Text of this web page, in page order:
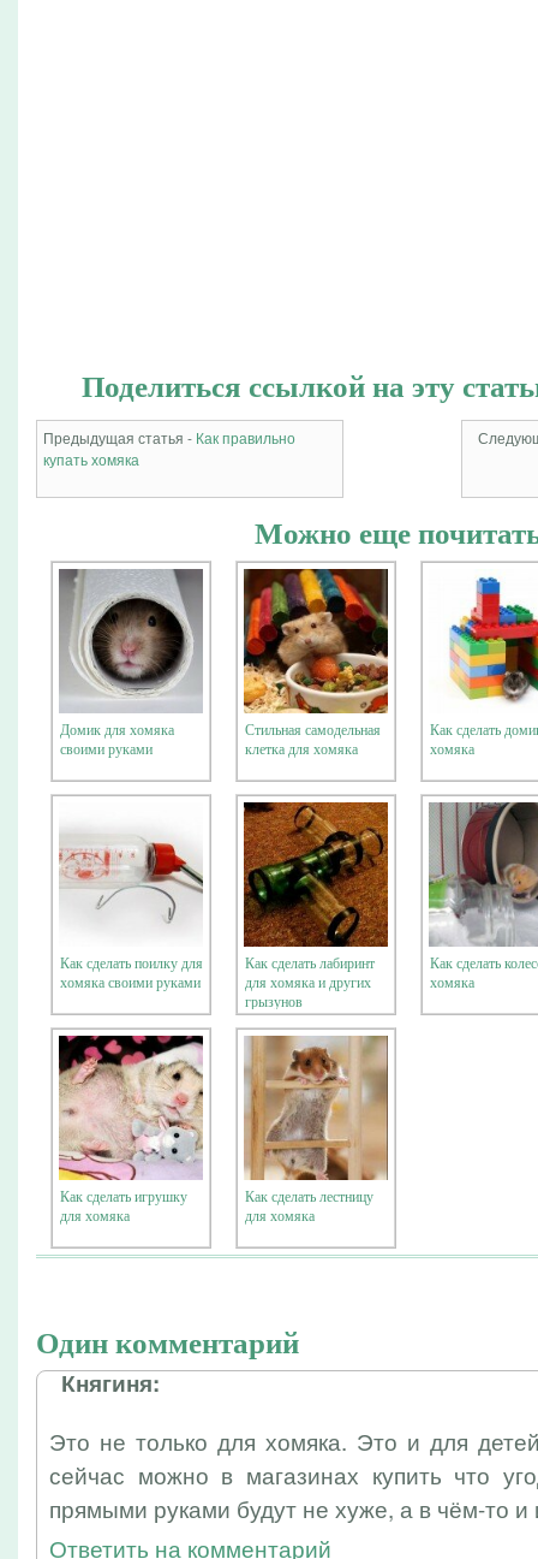
Поделиться ссылкой на эту
Предыдущая статья - Как правильно
купать хомяка
Можно еще
Домик для хомяка
своими руками
Стильная самодельная
клетка для хомяка
Как сделать
хомяка
Как сделать поилку для
хомяка своими руками
Как сделать лабиринт
для хомяка и других
грызунов
Как сделать
хомяка
Как сделать игрушку
для хомяка
Как сделать лестницу
для хомяка
Один комментарий
Княгиня:
Это не только для хомяка. Это и для
сейчас можно в магазинах купить что
прямыми руками будут не хуже, а в чём-то и
Ответить на комментарий